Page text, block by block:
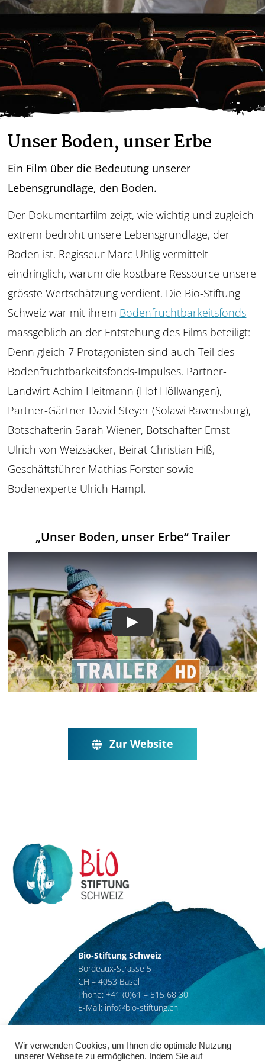
Unser Boden, unser Erbe
Ein Film über die Bedeutung unserer
Lebensgrundlage, den Boden.
Der Dokumentarfilm zeigt, wie wichtig und zugleich
extrem bedroht unsere Lebensgrundlage, der
Boden ist. Regisseur Marc Uhlig vermittelt
eindringlich, warum die kostbare Ressource unsere
grösste Wertschätzung verdient. Die Bio-Stiftung
Schweiz war mit ihrem Bodenfruchtbarkeitsfonds
massgeblich an der Entstehung des Films beteiligt:
Denn gleich 7 Protagonisten sind auch Teil des
Bodenfruchtbarkeitsfonds-Impulses. Partner-
Landwirt Achim Heitmann (Hof Höllwangen),
Partner-Gärtner David Steyer (Solawi Ravensburg),
Botschafterin Sarah Wiener, Botschafter Ernst
Ulrich von Weizsäcker, Beirat Christian Hiß,
Geschäftsführer Mathias Forster sowie
Bodenexperte Ulrich Hampl.
„Unser Boden, unser Erbe“ Trailer
Zur Website
Bio-Stiftung Schweiz
Bordeaux-Strasse 5
CH – 4053 Basel
Phone: +41 (0)61 – 515 68 30
E-Mail: info@bio-stiftung.ch
Spendenkonten
Wir verwenden Cookies, um Ihnen die optimale Nutzung
unserer Webseite zu ermöglichen. Indem Sie auf